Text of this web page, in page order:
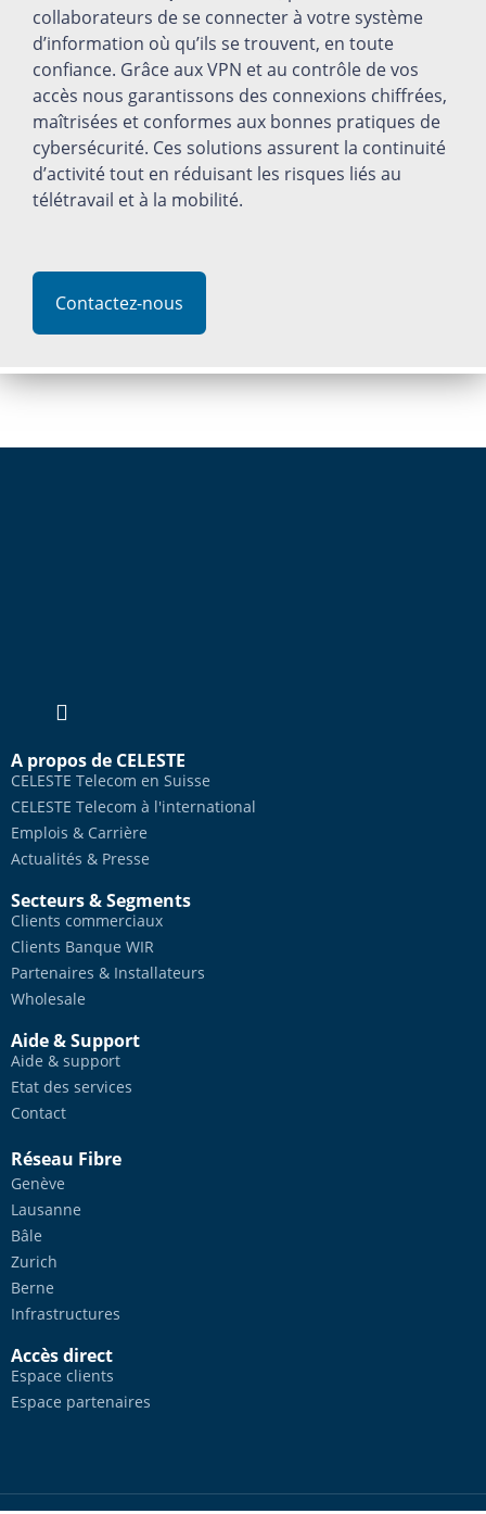
collaborateurs de se connecter à votre système
d’information où qu’ils se trouvent, en toute
confiance. Grâce aux VPN et au contrôle de vos
accès nous garantissons des connexions chiffrées,
maîtrisées et conformes aux bonnes pratiques de
cybersécurité. Ces solutions assurent la continuité
d’activité tout en réduisant les risques liés au
télétravail et à la mobilité.
Contactez-nous
A propos de CELESTE
CELESTE Telecom en Suisse
CELESTE Telecom à l'international
Emplois & Carrière
Actualités & Presse
Secteurs & Segments
Clients commerciaux
Clients Banque WIR
Partenaires & Installateurs
Wholesale
Aide & Support
Aide & support
Etat des services
Contact
Réseau Fibre
Genève
Lausanne
Bâle
Zurich
Berne
Infrastructures
Accès direct
Espace clients
Espace partenaires